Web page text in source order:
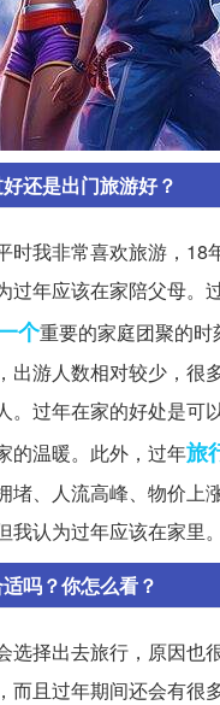
还是出门旅游好？
时我非常喜欢旅游，18
过年应该在家陪父母。
个重要的家庭团聚的时
出游人数相对较少，很
。过年在家的好处是可
的温暖。此外，过年旅
堵、人流高峰、物价上
我认为过年应该在家里。
吗？你怎么看？
选择出去旅行，原因也
而且过年期间还会有很